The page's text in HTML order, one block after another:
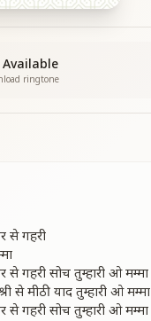
ringtone
से गहरी
से गहरी सोच तुम्हारी ओ मम्मा
से मीठी याद तुम्हारी ओ मम्मा
से गहरी सोच तुम्हारी ओ मम्मा